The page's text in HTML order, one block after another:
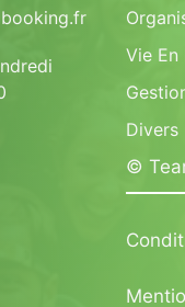
Vie En
Divers
©